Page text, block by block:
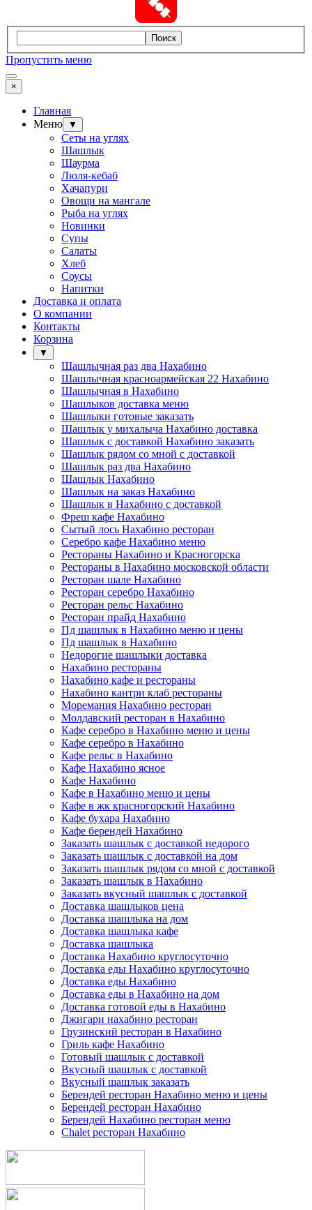
Поиск
Пропустить меню
×
Главная
Меню
▼
Сеты на углях
Шашлык
Шаурма
Люля-кебаб
Хачапури
Овощи на мангале
Рыба на углях
Новинки
Супы
Салаты
Хлеб
Соусы
Напитки
Доставка и оплата
О компании
Контакты
Корзина
▼
Шашлычная раз два Нахабино
Шашлычная красноармейская 22 Нахабино
Шашлычная в Нахабино
Шашлыков доставка меню
Шашлыки готовые заказать
Шашлык у михалыча Нахабино доставка
Шашлык с доставкой Нахабино заказать
Шашлык рядом со мной с доставкой
Шашлык раз два Нахабино
Шашлык Нахабино
Шашлык на заказ Нахабино
Шашлык в Нахабино с доставкой
Фреш кафе Нахабино
Сытый лось Нахабино ресторан
Серебро кафе Нахабино меню
Рестораны Нахабино и Красногорска
Рестораны в Нахабино московской области
Ресторан шале Нахабино
Ресторан серебро Нахабино
Ресторан рельс Нахабино
Ресторан прайд Нахабино
Пд шашлык в Нахабино меню и цены
Пд шашлык в Нахабино
Недорогие шашлыки доставка
Нахабино рестораны
Нахабино кафе и рестораны
Нахабино кантри клаб рестораны
Моремания Нахабино ресторан
Молдавский ресторан в Нахабино
Кафе серебро в Нахабино меню и цены
Кафе серебро в Нахабино
Кафе рельс в Нахабино
Кафе Нахабино ясное
Кафе Нахабино
Кафе в Нахабино меню и цены
Кафе в жк красногорский Нахабино
Кафе бухара Нахабино
Кафе берендей Нахабино
Заказать шашлык с доставкой недорого
Заказать шашлык с доставкой на дом
Заказать шашлык рядом со мной с доставкой
Заказать шашлык в Нахабино
Заказать вкусный шашлык с доставкой
Доставка шашлыков цена
Доставка шашлыка на дом
Доставка шашлыка кафе
Доставка шашлыка
Доставка Нахабино круглосуточно
Доставка еды Нахабино круглосуточно
Доставка еды Нахабино
Доставка еды в Нахабино на дом
Доставка готовой еды в Нахабино
Джигари нахабино ресторан
Грузинский ресторан в Нахабино
Гриль кафе Нахабино
Готовый шашлык с доставкой
Вкусный шашлык с доставкой
Вкусный шашлык заказать
Берендей ресторан Нахабино меню и цены
Берендей ресторан Нахабино
Берендей Нахабино ресторан меню
Chalet ресторан Нахабино